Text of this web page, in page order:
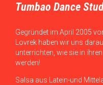
Tumbao Dance
Gegründet im April 2005
Lovrek haben wir uns
unterrichten, wie sie in
werden!
Salsa aus Latein-und